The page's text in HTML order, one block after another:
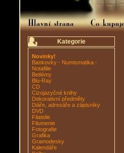
Kategorie
Novinky!
Bankovky - Numismatika -
Notafilie
Betlémy
Blu-Ray
CD
Cizojazyčné knihy
Dekorativní předměty
Diáře, adresáře a zápisníky
DVD
Filatelie
Filumenie
Fotografie
Grafika
Gramodesky
Kalendáře